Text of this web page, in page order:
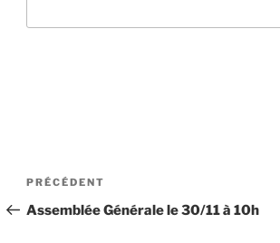
Navigation
de
Article
précédent
PRÉCÉDENT
Assemblée Générale le 30/11 à 10h